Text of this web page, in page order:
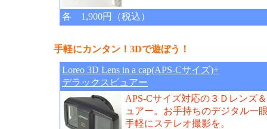
各 1,900円（税込）
手軽にカンタン！3Dで遊ぼう！
Loreo 3D Lens in a cap(APS-Cサイズ)+
デラックスビュアー
APS-Cサイズ対応の３Ｄレンズ
ュアー。お手持ちのデジタル一
手軽にステレオ撮影を。